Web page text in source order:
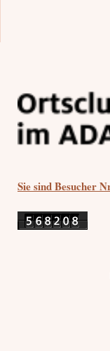
Sie sind Besucher